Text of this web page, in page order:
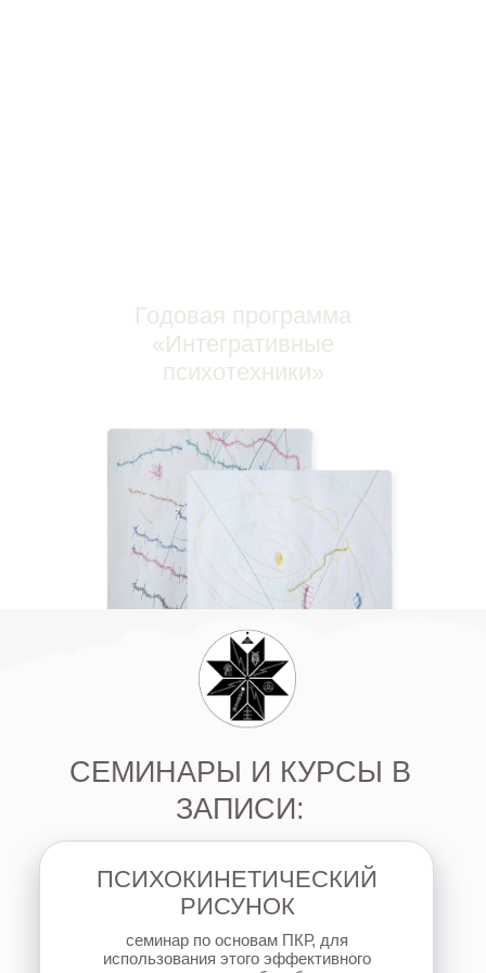
обучение сенсорике —открытию и
расширению своих диагностических
В ТЕЛЕСНОМ
ЯСНОЗНАНИИ»
Узнать подробнее
состояния в теле: эмоции, болезни,
энергии, усиливать, успокаивать, а также
узнаете, как помочь своим детям и родным.
«ВЕДУЩИЙ-ГИПНОЛОГ
ПРОВОДНИК ТРАНСОВЫХ
СОСТОЯНИЙ»